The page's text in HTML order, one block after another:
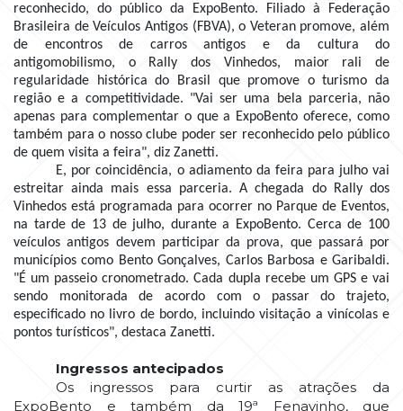
reconhecido, do público da ExpoBento. Filiado à Federação
Brasileira de Veículos Antigos (FBVA), o Veteran promove, além
de encontros de carros antigos e da cultura do
antigomobilismo, o Rally dos Vinhedos, maior rali de
regularidade histórica do Brasil que promove o turismo da
região e a competitividade. "Vai ser uma bela parceria, não
apenas para complementar o que a ExpoBento oferece, como
também para o nosso clube poder ser reconhecido pelo público
de quem visita a feira", diz Zanetti.
E, por coincidência, o adiamento da feira para julho vai
estreitar ainda mais essa parceria. A chegada do Rally dos
Vinhedos está programada para ocorrer no Parque de Eventos,
na tarde de 13 de julho, durante a ExpoBento. Cerca de 100
veículos antigos devem participar da prova, que passará por
municípios como Bento Gonçalves, Carlos Barbosa e Garibaldi.
"É um passeio cronometrado. Cada dupla recebe um GPS e vai
sendo monitorada de acordo com o passar do trajeto,
especificado no livro de bordo, incluindo visitação a vinícolas e
pontos turísticos", destaca Zanetti.
Ingressos antecipados
Os ingressos para curtir as atrações da
ExpoBento e também da 19ª Fenavinho, que